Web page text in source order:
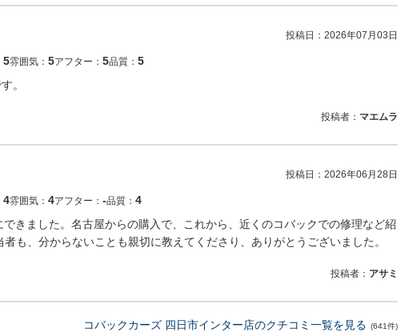
投稿日： 2026年07月03日
5雰囲気： 5アフター： 5品質： 5
。
投稿者： マエムラ
投稿日： 2026年06月28日
4雰囲気： 4アフター： ‐品質： 4
きました。名古屋からの購入で、これから、近くのコバックでの修理など紹
も、分からないことも親切に教えてくださり、ありがとうございました。
投稿者： アサミ
コバックカーズ 四日市インター店のクチコミ一覧を見る (641件)